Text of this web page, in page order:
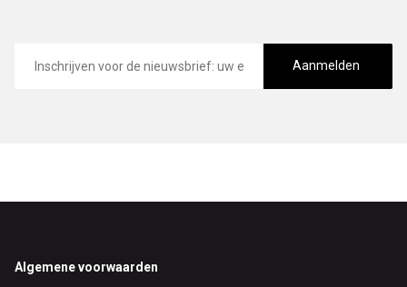
mailadres
Aanmelden
Footer
Algemene voorwaarden